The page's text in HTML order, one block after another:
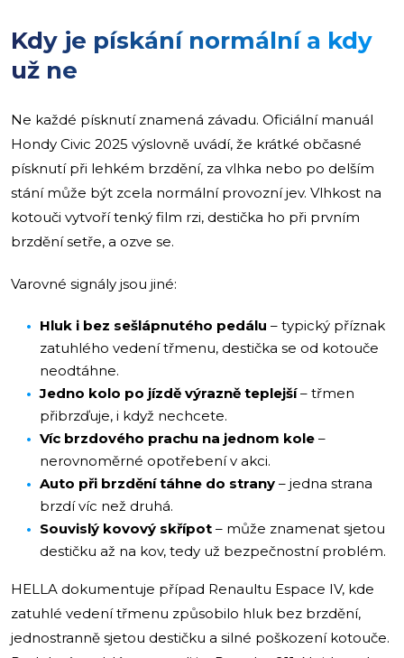
Kdy je pískání normální a kdy
už ne
Ne každé písknutí znamená závadu. Oficiální manuál
Hondy Civic 2025 výslovně uvádí, že krátké občasné
písknutí při lehkém brzdění, za vlhka nebo po delším
stání může být zcela normální provozní jev. Vlhkost na
kotouči vytvoří tenký film rzi, destička ho při prvním
brzdění setře, a ozve se.
Varovné signály jsou jiné:
Hluk i bez sešlápnutého pedálu – typický příznak
zatuhlého vedení třmenu, destička se od kotouče
neodtáhne.
Jedno kolo po jízdě výrazně teplejší– třmen
přibrzďuje, i když nechcete.
Víc brzdového prachu na jednom kole –
nerovnoměrné opotřebení v akci.
Auto při brzdění táhne do strany – jedna strana
brzdí víc než druhá.
Souvislý kovový skřípot – může znamenat sjetou
destičku až na kov, tedy už bezpečnostní problém.
HELLA dokumentuje případ Renaultu Espace IV, kde
zatuhlé vedení třmenu způsobilo hluk bez brzdění,
jednostranně sjetou destičku a silné poškození kotouče.